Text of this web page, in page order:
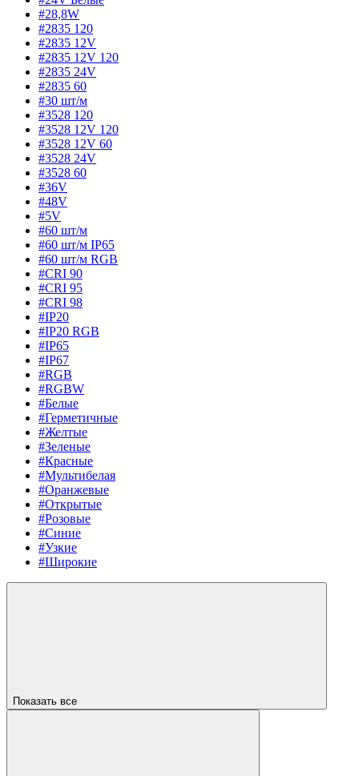
#28,8W
#2835 120
#2835 12V
#2835 12V 120
#2835 24V
#2835 60
#30 шт/м
#3528 120
#3528 12V 120
#3528 12V 60
#3528 24V
#3528 60
#36V
#48V
#5V
#60 шт/м
#60 шт/м IP65
#60 шт/м RGB
#CRI 90
#CRI 95
#CRI 98
#IP20
#IP20 RGB
#IP65
#IP67
#RGB
#RGBW
#Белые
#Герметичные
#Желтые
#Зеленые
#Красные
#Мультибелая
#Оранжевые
#Открытые
#Розовые
#Синие
#Узкие
#Широкие
Показать все